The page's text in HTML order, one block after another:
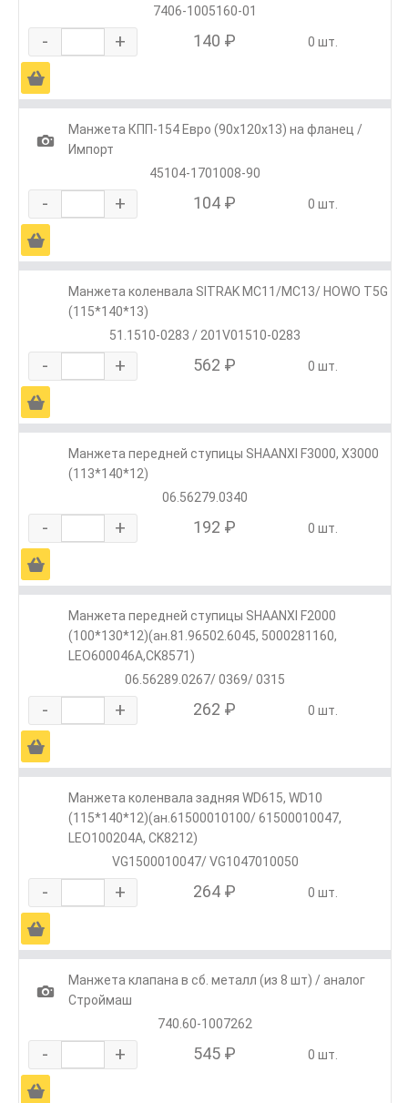
7406-1005160-01
- + 140 ₽ 0 шт.
Ä
1
Манжета КПП-154 Евро (90х120х13) на фланец /
Импорт
45104-1701008-90
- + 104 ₽ 0 шт.
Ä
Манжета коленвала SITRAK MC11/MC13/ HOWO T5G
(115*140*13)
51.1510-0283 / 201V01510-0283
- + 562 ₽ 0 шт.
Ä
Манжета передней ступицы SHAANXI F3000, Х3000
(113*140*12)
06.56279.0340
- + 192 ₽ 0 шт.
Ä
Манжета передней ступицы SHAANXI F2000
(100*130*12)(ан.81.96502.6045, 5000281160,
LEO600046A,CK8571)
06.56289.0267/ 0369/ 0315
- + 262 ₽ 0 шт.
Ä
Манжета коленвала задняя WD615, WD10
(115*140*12)(ан.61500010100/ 61500010047,
LEO100204A, CK8212)
VG1500010047/ VG1047010050
- + 264 ₽ 0 шт.
Ä
1
Манжета клапана в сб. металл (из 8 шт) / аналог
Строймаш
740.60-1007262
- + 545 ₽ 0 шт.
Ä